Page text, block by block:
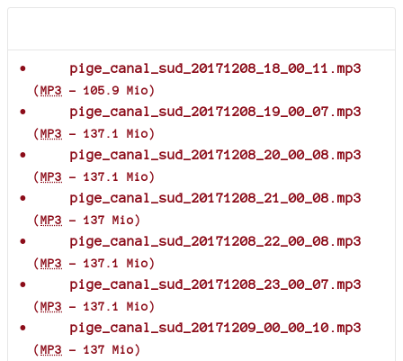
pige_canal_sud_20171208_18_00_11.mp3
(MP3 - 105.9 Mio)
pige_canal_sud_20171208_19_00_07.mp3
(MP3 - 137.1 Mio)
pige_canal_sud_20171208_20_00_08.mp3
(MP3 - 137.1 Mio)
pige_canal_sud_20171208_21_00_08.mp3
(MP3 - 137 Mio)
pige_canal_sud_20171208_22_00_08.mp3
(MP3 - 137.1 Mio)
pige_canal_sud_20171208_23_00_07.mp3
(MP3 - 137.1 Mio)
pige_canal_sud_20171209_00_00_10.mp3
(MP3 - 137 Mio)